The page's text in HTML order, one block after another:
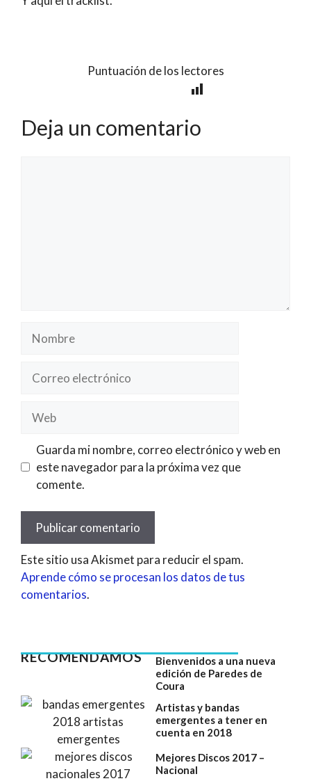
Puntuación de los lectores
Deja un comentario
Nombre
Correo
electrónico
Web
Guarda mi nombre, correo electrónico y web en
este navegador para la próxima vez que
comente.
Este sitio usa Akismet para reducir el spam.
Aprende cómo se procesan los datos de tus
comentarios.
RECOMENDAMOS
Bienvenidos a una nueva
edición de Paredes de
Coura
Artistas y bandas
emergentes a tener en
cuenta en 2018
Mejores Discos 2017 –
Nacional